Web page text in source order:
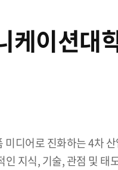
케이션대
디어로 진화하는 4차
지식, 기술, 관점 및 태